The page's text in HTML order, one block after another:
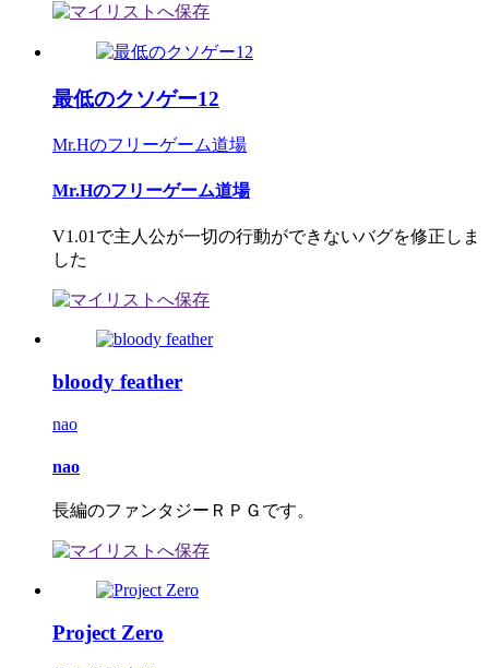
最低のクソゲー12
Mr.Hのフリーゲーム道場
Mr.Hのフリーゲーム道場
V1.01で主人公が一切の行動ができないバグを修正しま
した
bloody feather
nao
nao
長編のファンタジーＲＰＧです。
Project Zero